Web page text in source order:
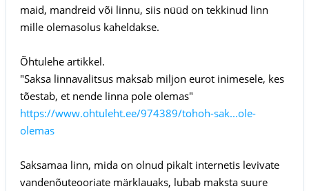
maid, mandreid või linnu, siis nüüd on tekkinud linn
mille olemasolus kaheldakse.
Õhtulehe artikkel.
"Saksa linnavalitsus maksab miljon eurot inimesele, kes
tõestab, et nende linna pole olemas"
https://www.ohtuleht.ee/974389/tohoh-sak...ole-
olemas
Saksamaa linn, mida on olnud pikalt internetis levivate
vandenõuteooriate märklauaks, lubab maksta suure